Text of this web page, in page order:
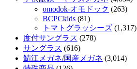
omodok-オモドック (263)
BCPCkids (81)
トマトグラッシーズ (1,317)
度付サングラス (278)
サングラス (616)
鯖江メガネ/国産メガネ (3,014)